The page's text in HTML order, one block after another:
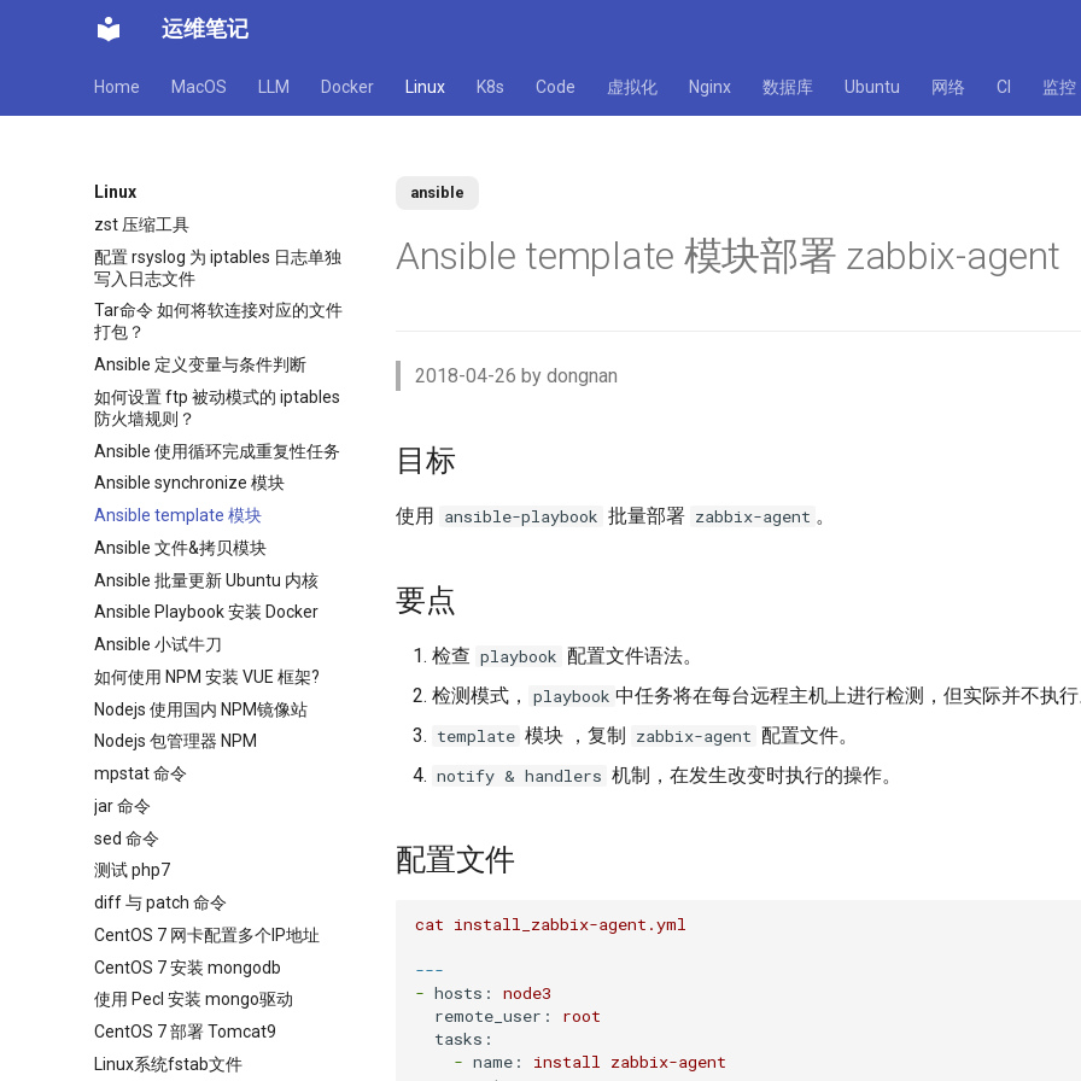
运维笔记
Home MacOS LLM Docker Linux K8s Code 虚拟化 Nginx 数据库 Ubuntu 网络 CI 监控
Linux
zst 压缩工具
配置 rsyslog 为 iptables 日志单独
写入日志文件
Tar命令 如何将软连接对应的文件
打包？
Ansible 定义变量与条件判断
如何设置 ftp 被动模式的 iptables
防火墙规则？
Ansible 使用循环完成重复性任务
Ansible synchronize 模块
Ansible template 模块
Ansible 文件&拷贝模块
Ansible 批量更新 Ubuntu 内核
Ansible Playbook 安装 Docker
Ansible 小试牛刀
如何使用 NPM 安装 VUE 框架?
Nodejs 使用国内 NPM镜像站
Nodejs 包管理器 NPM
mpstat 命令
jar 命令
sed 命令
测试 php7
diff 与 patch 命令
CentOS 7 网卡配置多个IP地址
CentOS 7 安装 mongodb
使用 Pecl 安装 mongo驱动
CentOS 7 部署 Tomcat9
Linux系统fstab文件
ansible
Ansible template 模块部署 zabbix-agent
2018-04-26 by dongnan
目标
使用 ansible-playbook 批量部署 zabbix-agent 。
要点
检查 playbook 配置文件语法。
检测模式，
playbook 中任务将在每台远程主机上进行检测，但实际并不执
template 模块 ，复制 zabbix-agent 配置文件。
notify & handlers 机制，在发生改变时执行的操作。
配置文件
cat install_zabbix-agent.yml
---
- hosts:
node3
remote_user:
root
tasks:
- name: install zabbix-agent